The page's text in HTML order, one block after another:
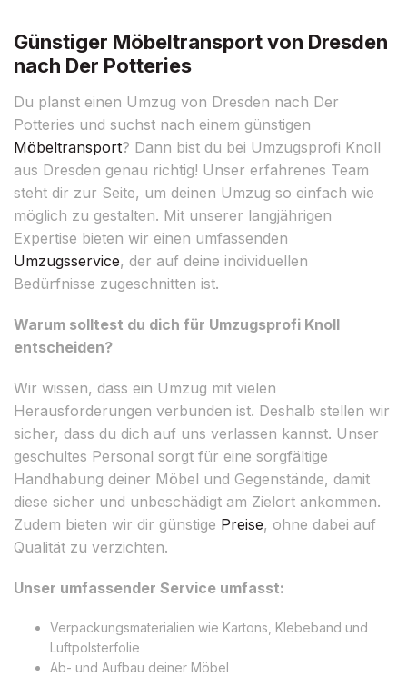
Günstiger Möbeltransport von Dresden
nach Der Potteries
Du planst einen Umzug von Dresden nach Der
Potteries und suchst nach einem günstigen
Möbeltransport? Dann bist du bei Umzugsprofi Knoll
aus Dresden genau richtig! Unser erfahrenes Team
steht dir zur Seite, um deinen Umzug so einfach wie
möglich zu gestalten. Mit unserer langjährigen
Expertise bieten wir einen umfassenden
Umzugsservice, der auf deine individuellen
Bedürfnisse zugeschnitten ist.
Warum solltest du dich für Umzugsprofi Knoll
entscheiden?
Wir wissen, dass ein Umzug mit vielen
Herausforderungen verbunden ist. Deshalb stellen wir
sicher, dass du dich auf uns verlassen kannst. Unser
geschultes Personal sorgt für eine sorgfältige
Handhabung deiner Möbel und Gegenstände, damit
diese sicher und unbeschädigt am Zielort ankommen.
Zudem bieten wir dir günstige Preise, ohne dabei auf
Qualität zu verzichten.
Unser umfassender Service umfasst:
Verpackungsmaterialien wie Kartons, Klebeband und
Luftpolsterfolie
Ab- und Aufbau deiner Möbel